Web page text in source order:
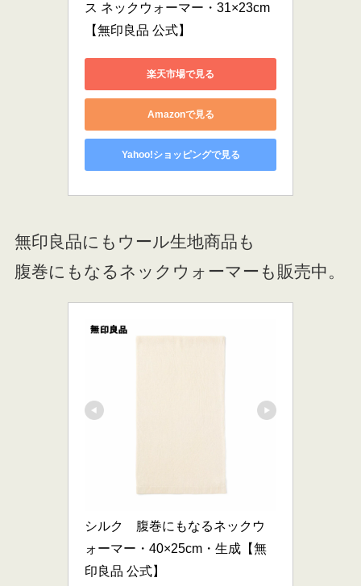
ス ネックウォーマー・31×23cm
【無印良品 公式】
楽天市場で見る
Amazonで見る
Yahoo!ショッピングで見る
無印良品にもウール生地商品も
腹巻にもなるネックウォーマーも販売中。
シルク　腹巻にもなるネックウ
ォーマー・40×25cm・生成【無
印良品 公式】